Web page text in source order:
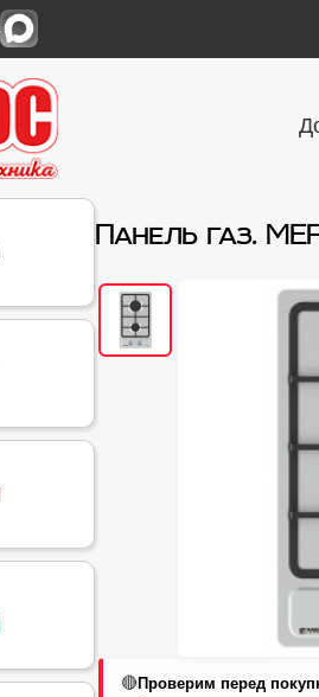
Панель газ.
🔴Проверим перед